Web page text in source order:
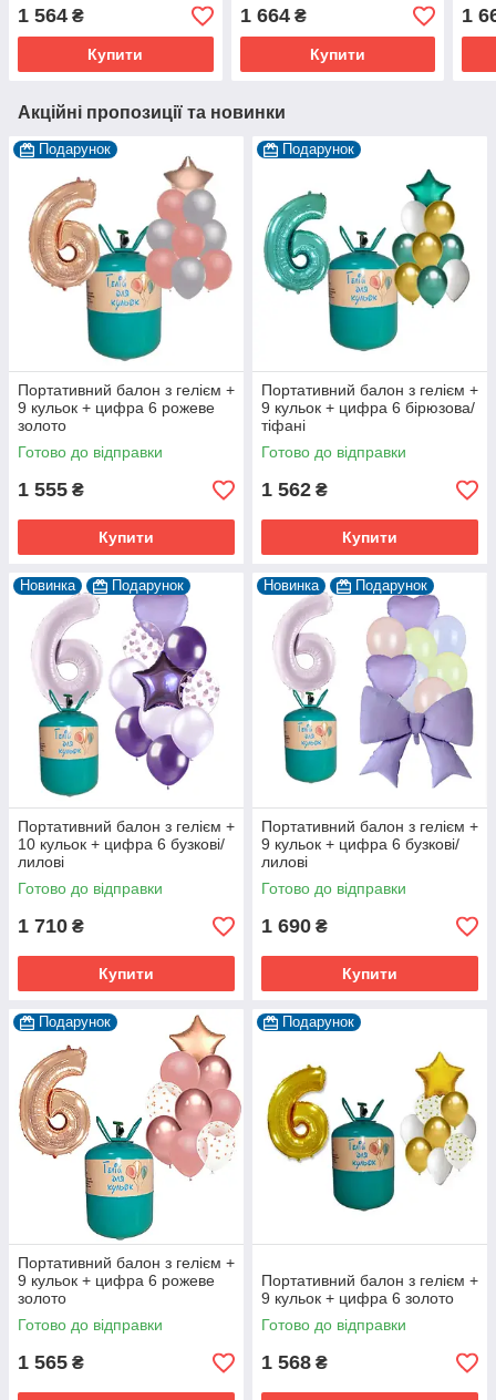
1 564 ₴
Купити
1 664₴
Купити
1
Акційні пропозиції та новинки
Подарунок
Портативний балон з гелієм +
9 кульок + цифра 6 рожеве
золото
Готово до відправки
1 555 ₴
Купити
Подарунок
Портативний балон з гелієм +
9 кульок + цифра 6 бірюзова/
тіфані
Готово до відправки
1 562 ₴
Купити
Новинка Подарунок
Портативний балон з гелієм +
10 кульок + цифра 6 бузкові/
лилові
Готово до відправки
1 710 ₴
Купити
Новинка Подарунок
Портативний балон з гелієм +
9 кульок + цифра 6 бузкові/
лилові
Готово до відправки
1 690 ₴
Купити
Подарунок
Портативний балон з гелієм +
9 кульок + цифра 6 рожеве
золото
Готово до відправки
1 565 ₴
Подарунок
Портативний балон з гелієм +
9 кульок + цифра 6 золото
Готово до відправки
1 568 ₴